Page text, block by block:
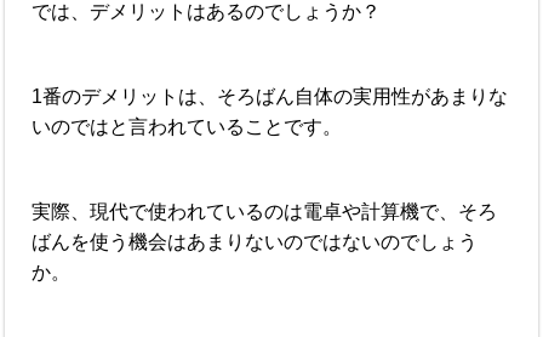
では、デメリットはあるのでしょうか？
1番のデメリットは、そろばん自体の実用性があまりな
いのではと言われていることです。
実際、現代で使われているのは電卓や計算機で、そろ
ばんを使う機会はあまりないのではないのでしょう
か。